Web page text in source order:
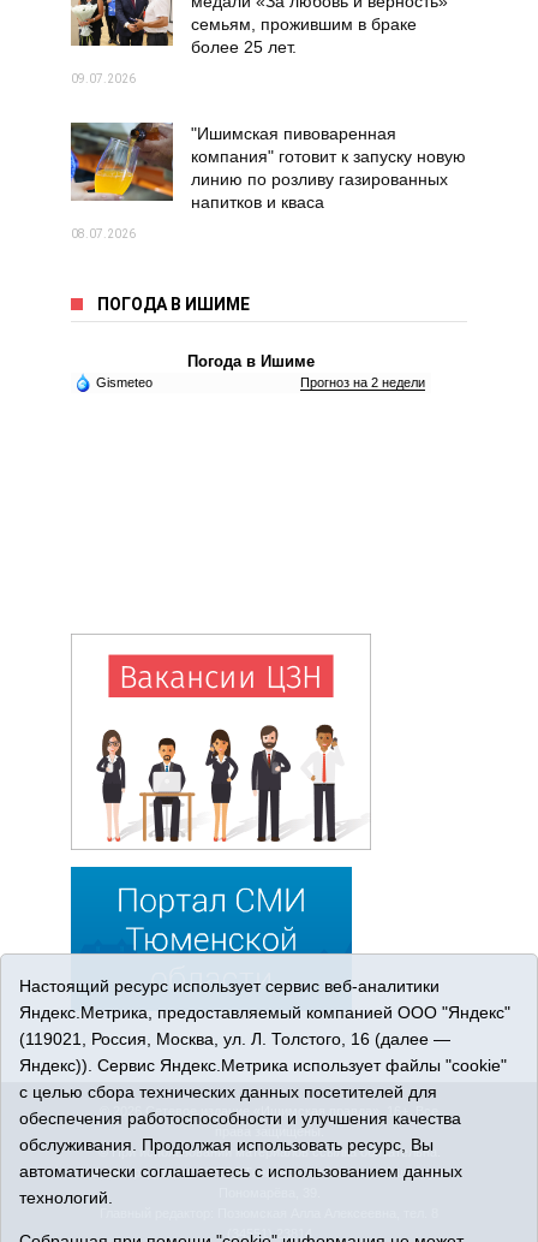
семьям, прожившим в браке
более 25 лет.
09.07.2026
"Ишимская пивоваренная
компания" готовит к запуску новую
линию по розливу газированных
напитков и кваса
08.07.2026
ПОГОДА В ИШИМЕ
Погода в Ишиме
Gismeteo Прогноз на 2 недели
© 2026 Сетевое издание «Ишимская правда». 16+. Все
права защищены.
© При использовании материалов ссылка обязательна.
Адрес редакции: 627750 Тюменская область, г. Ишим, ул.
(34551) 23814
Настоящий ресурс использует сервис веб-аналитики
Яндекс.Метрика, предоставляемый компанией ООО "Яндекс"
(119021, Россия, Москва, ул. Л. Толстого, 16 (далее —
Яндекс)). Сервис Яндекс.Метрика использует файлы "cookie"
с целью сбора технических данных посетителей для
обеспечения работоспособности и улучшения качества
обслуживания. Продолжая использовать ресурс, Вы
автоматически соглашаетесь с использованием данных
технологий.